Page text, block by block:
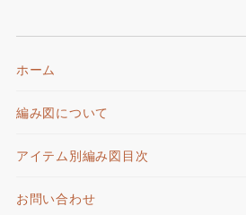
ホーム
編み図について
アイテム別編み図目次
お問い合わせ